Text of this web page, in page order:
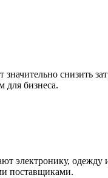
снизить
для бизнеса.
электронику,
поставщиками.